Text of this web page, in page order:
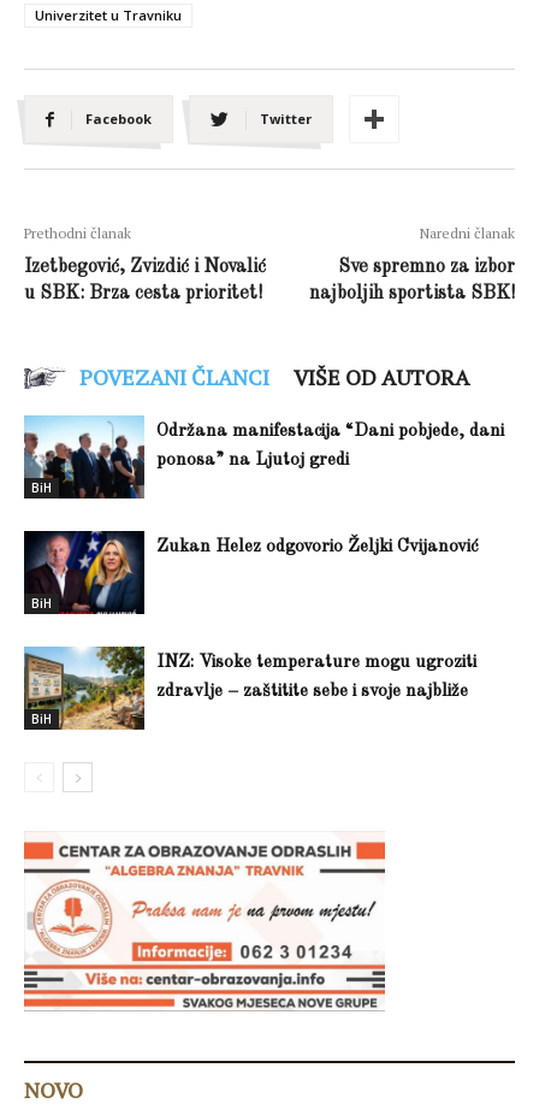
Univerzitet u Travniku
Facebook Twitter
Prethodni članak
Izetbegović, Zvizdić i Novalić
u SBK: Brza cesta prioritet!
Naredni članak
Sve spremno za izbor
najboljih sportista SBK!
POVEZANI ČLANCI VIŠE OD AUTORA
BiH
Održana manifestacija “Dani pobjede, dani
ponosa” na Ljutoj gredi
BiH
Zukan Helez odgovorio Željki Cvijanović
BiH
INZ: Visoke temperature mogu ugroziti
zdravlje – zaštitite sebe i svoje najbliže
NOVO